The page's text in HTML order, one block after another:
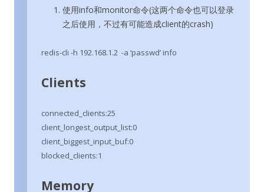
使用info和monitor命令(这两个命令也可以登录
之后使用，不过有可能造成client的crash)
redis-cli -h 192.168.1.2 -a ‘passwd’ info
Clients
connected_clients:25
client_longest_output_list:0
client_biggest_input_buf:0
blocked_clients:1
Memory